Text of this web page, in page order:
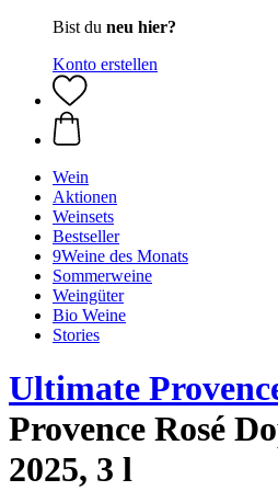
Bist du neu hier?
Konto erstellen
Wein
Aktionen
Weinsets
Bestseller
9Weine des Monats
Sommerweine
Weingüter
Bio Weine
Stories
Ultimate
Provence Rosé
2025, 3 l